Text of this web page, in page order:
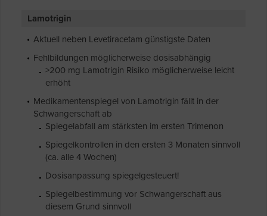
Lamotrigin
Aktuell neben Levetiracetam günstigste Daten
Fehlbildungen möglicherweise dosisabhängig
>200 mg Lamotrigin Risiko möglicherweise leicht
erhöht
Medikamentenspiegel von Lamotrigin fällt in der
Schwangerschaft ab
Spiegelabfall am stärksten im ersten Trimenon
Spiegelkontrollen in den ersten 3 Monaten sinnvoll
(ca. alle 4 Wochen)
Dosisanpassung spiegelgesteuert!
Spiegelbestimmung vor Schwangerschaft aus
diesem Grund sinnvoll